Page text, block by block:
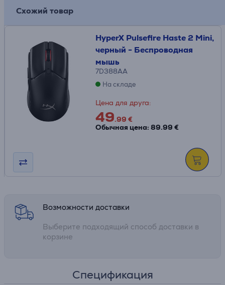
Схожий товар
HyperX Pulsefire Haste 2 Mini,
черный - Беспроводная
мышь
7D388AA
На складе
Цена для друга:
49.99 €
Обычная цена: 89.99 €
Возможности доставки
Выберите подходящий способ доставки в
корзине
Спецификация